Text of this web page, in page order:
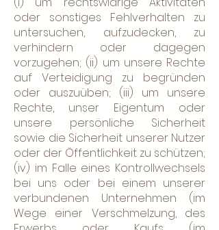
oder sonstiges Fehlverhalten zu
untersuchen, aufzudecken, zu
verhindern oder dagegen
vorzugehen; (ii) um unsere Rechte
auf Verteidigung zu begründen
oder auszuüben; (iii) um unsere
Rechte, unser Eigentum oder
unsere persönliche Sicherheit
sowie die Sicherheit unserer Nutzer
oder der Öffentlichkeit zu schützen;
(iv) im Falle eines Kontrollwechsels
bei uns oder bei einem unserer
verbundenen Unternehmen (im
Wege einer Verschmelzung, des